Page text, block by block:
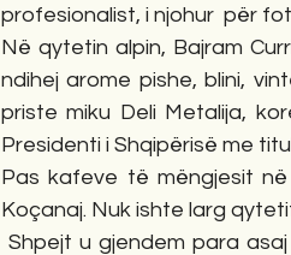
profesionalist, i njohur  për
Në qytetin alpin, Bajram
ndihej arome pishe, blini,
priste miku Deli Metalija,
Presidenti i Shqipërisë me
Pas kafeve të mëngjesit
Koçanaj. Nuk ishte larg
Shpejt u gjendem para